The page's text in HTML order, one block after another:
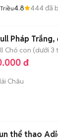
4.8 444đã
Pháp
Chó con (dưới 3
đ
Châu
thể thao